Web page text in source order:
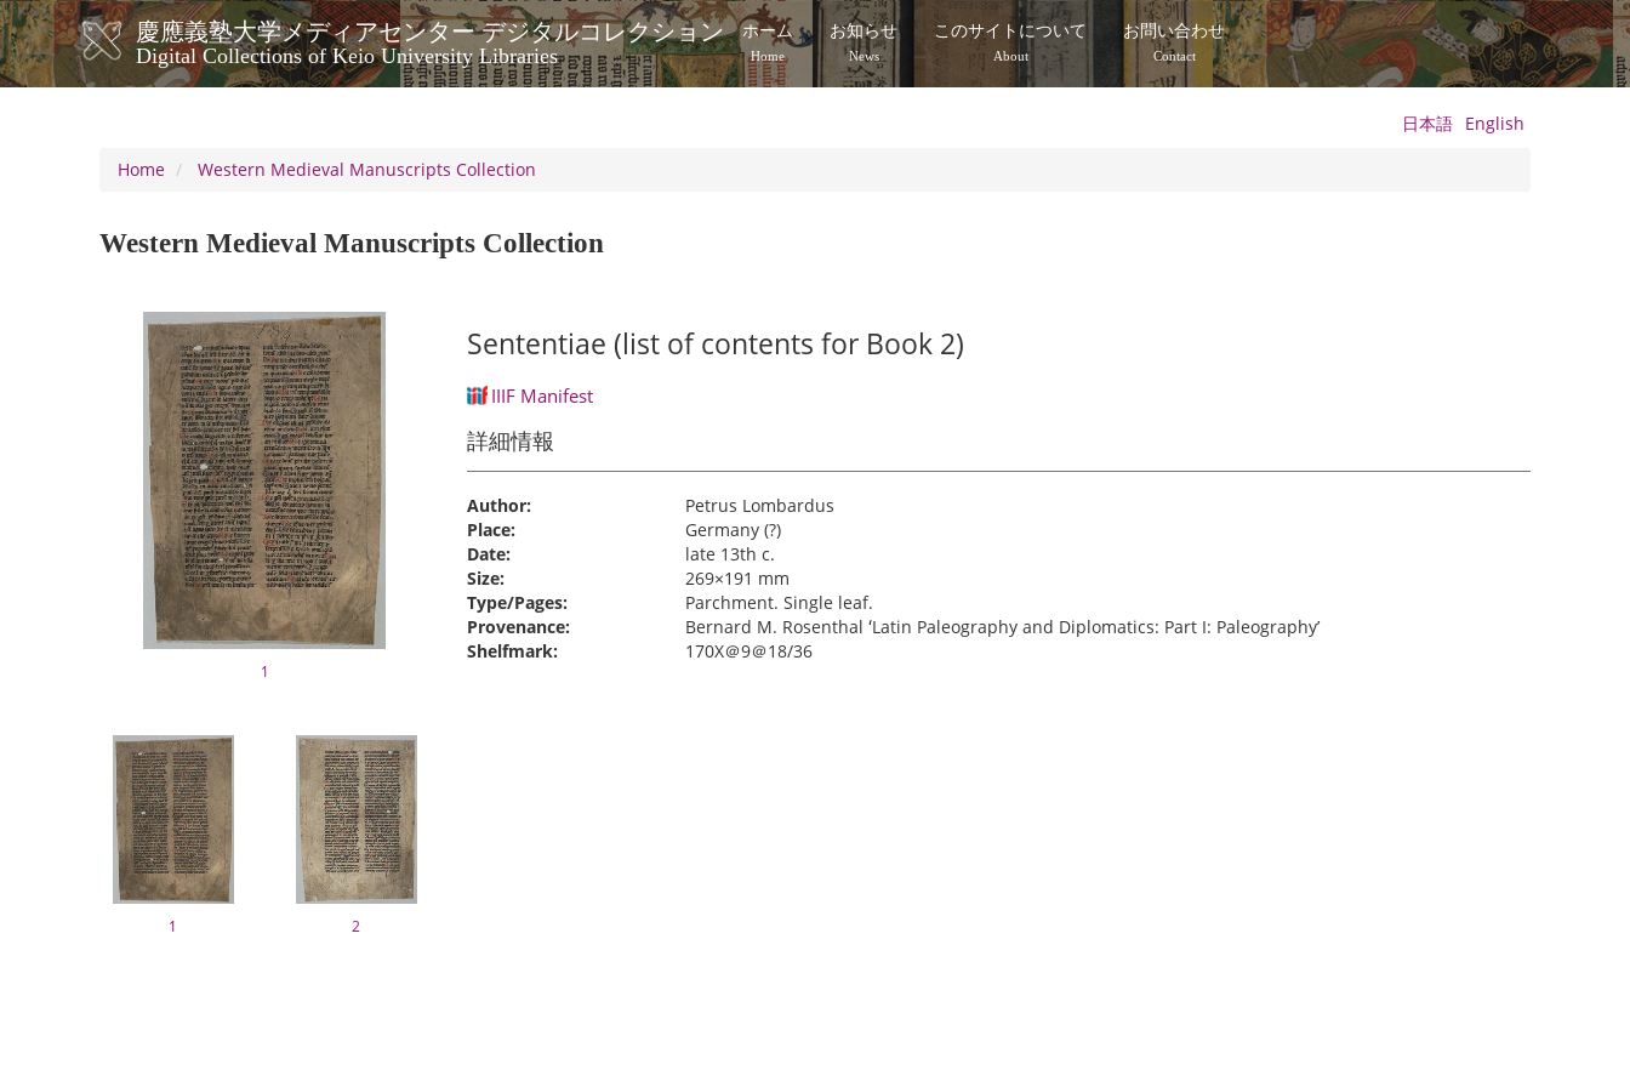
Skip
to
main
content
慶應義塾大学メディアセンター デジタルコレクション
Digital Collections of Keio University Libraries
メ
イ
ビ
シ
ホーム
Home
お知らせ
News
このサイトについて
About
お問い合わせ
Contact
日本語 English
Home
Western Medieval Manuscripts Collection
Western Medieval Manuscripts Collection
1
1 2
Sententiae (list of contents for Book 2)
IIIF Manifest
詳細情報
Author:
Petrus Lombardus
Place:
Germany (?)
Date:
late 13th c.
Size:
269×191 mm
Type/Pages:
Parchment. Single leaf.
Provenance:
Bernard M. Rosenthal ʻLatin Paleography and Diplomatics: Part I: Paleographyʼ
Shelfmark:
170X＠9＠18/36